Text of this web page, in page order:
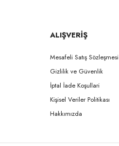
ALIŞVERİŞ
Mesafeli Satış Sözleşmesi
Gizlilik ve Güvenlik
İptal İade Koşullari
Kişisel Veriler Politikası
Hakkımızda